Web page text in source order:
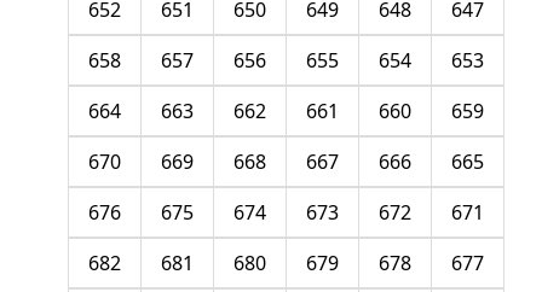
647
648
649
650
651
652
653
654
655
656
657
658
659
660
661
662
663
664
665
666
667
668
669
670
671
672
673
674
675
676
677
678
679
680
681
682